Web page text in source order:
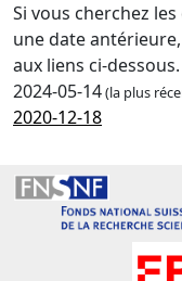
Si vous cherchez
une date
aux liens ci-dessous.
2024-05-14(la plus
2020-12-18